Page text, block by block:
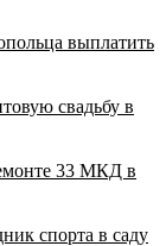
выплатить
свадьбу в
33 МКД в
спорта в саду